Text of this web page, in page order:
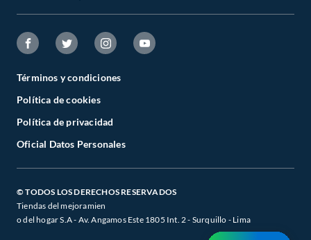
Términos y condiciones
Política de cookies
Política de privacidad
Oficial Datos Personales
© TODOS LOS DERECHOS RESERVADOS
Tiendas del mejoramien
o del hogar S.A - Av. Angamos Este 1805 Int. 2 - Surquillo - Lima